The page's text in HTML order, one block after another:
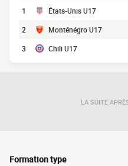
1 États-Unis U17
2 Monténégro U17
3
Chili U17
LA SUITE
Formation type